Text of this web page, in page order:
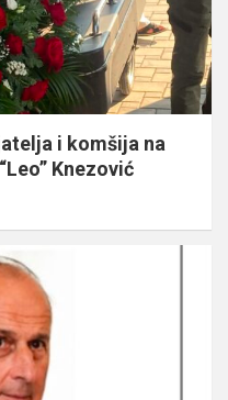
i komšija na
Knezović